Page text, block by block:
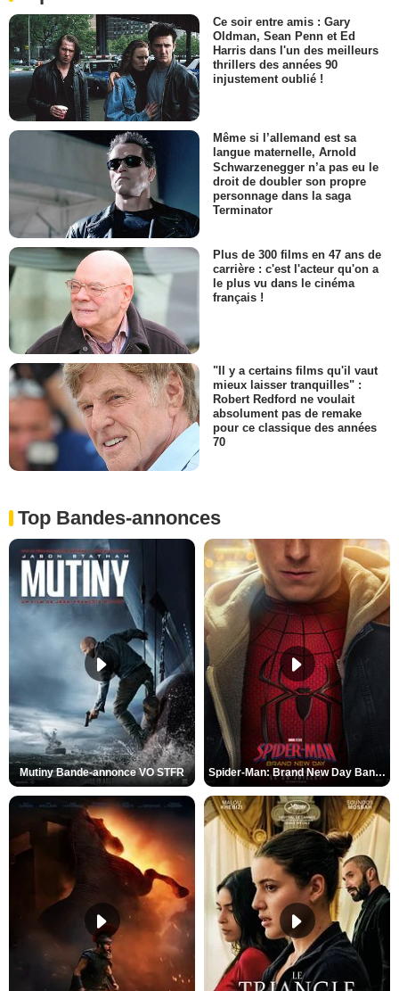
Ce soir entre amis : Gary
Oldman, Sean Penn et Ed
Harris dans l'un des meilleurs
thrillers des années 90
injustement oublié !
Même si l’allemand est sa
langue maternelle, Arnold
Schwarzenegger n’a pas eu le
droit de doubler son propre
personnage dans la saga
Terminator
Plus de 300 films en 47 ans de
carrière : c'est l'acteur qu'on a
le plus vu dans le cinéma
français !
"Il y a certains films qu'il vaut
mieux laisser tranquilles" :
Robert Redford ne voulait
absolument pas de remake
pour ce classique des années
70
Top Bandes-annonces
Mutiny Bande-annonce VO STFR Spider-Man: Brand New Day Bande-annonce VO STFR